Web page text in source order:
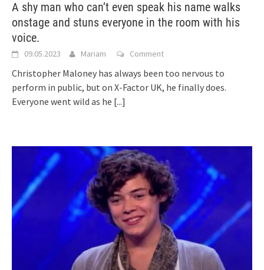
A shy man who can’t even speak his name walks
onstage and stuns everyone in the room with his
voice.
09.05.2023 Mariam Comment
Christopher Maloney has always been too nervous to
perform in public, but on X-Factor UK, he finally does.
Everyone went wild as he [...]